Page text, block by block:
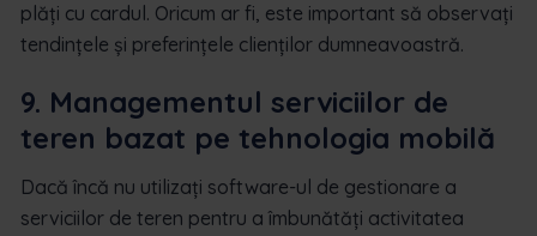
plăți cu cardul. Oricum ar fi, este important să observați
tendințele și preferințele clienților dumneavoastră.
9. Managementul serviciilor de
teren bazat pe tehnologia mobilă
Dacă încă nu utilizați software-ul de gestionare a
serviciilor de teren pentru a îmbunătăți activitatea